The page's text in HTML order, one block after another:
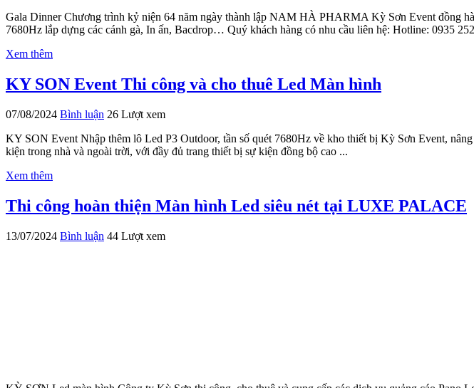
Gala Dinner Chương trình kỷ niện 64 năm ngày thành lập NAM HÀ PHARMA Kỳ Sơn Event đồng
7680Hz lắp dựng các cánh gà, In ấn, Bacdrop… Quý khách hàng có nhu cầu liên hệ: Hotline: 0935
Xem thêm
KY SON Event Thi công và cho thuê Led Màn hình
07/08/2024 Bình luận 26 Lượt xem
KY SON Event Nhập thêm lô Led P3 Outdoor, tần số quét 7680Hz về kho thiết bị Kỳ Sơn Event,
kiện trong nhà và ngoài trời, với đầy đủ trang thiết bị sự kiện đồng bộ cao ...
Xem thêm
Thi công hoàn thiện Màn hình Led siêu nét tại LUXE PALACE
13/07/2024 Bình luận 44 Lượt xem